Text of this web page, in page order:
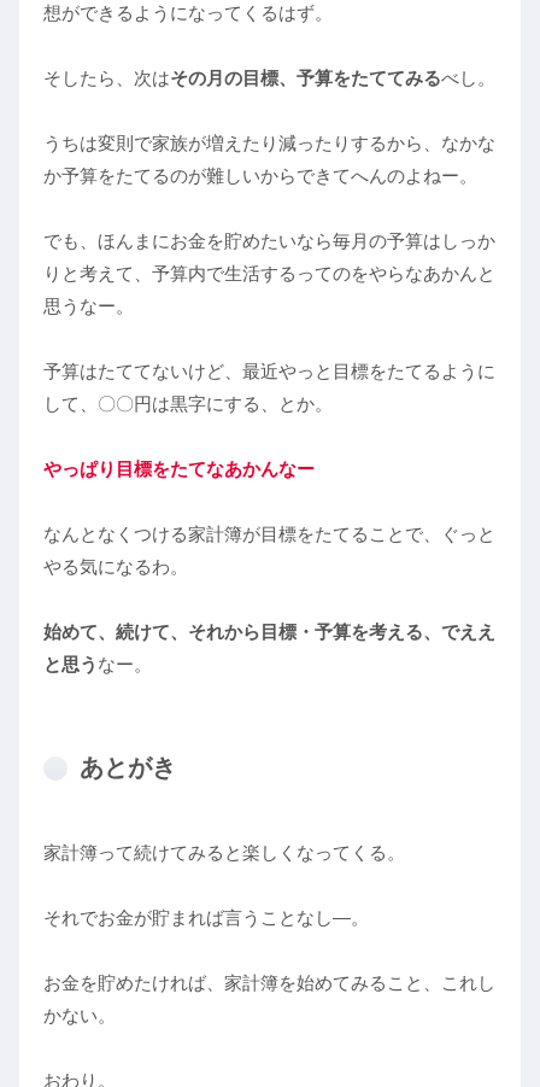
想ができるようになってくるはず。
そしたら、次はその月の目標、予算をたててみるべし。
うちは変則で家族が増えたり減ったりするから、なかな
か予算をたてるのが難しいからできてへんのよねー。
でも、ほんまにお金を貯めたいなら毎月の予算はしっか
りと考えて、予算内で生活するってのをやらなあかんと
思うなー。
予算はたててないけど、最近やっと目標をたてるように
して、〇〇円は黒字にする、とか。
やっぱり目標をたてなあかんなー
なんとなくつける家計簿が目標をたてることで、ぐっと
やる気になるわ。
始めて、続けて、それから目標・予算を考える、でええ
と思う なー。
あとがき
家計簿って続けてみると楽しくなってくる。
それでお金が貯まれば言うことなし―。
お金を貯めたければ、家計簿を始めてみること、これし
かない。
おわり。